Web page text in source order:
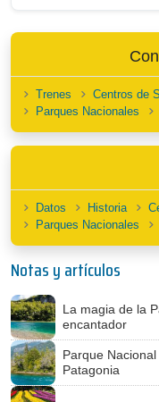
Trenes Centros de
Parques Nacionales
Datos Historia
Parques Nacionales
Notas y artículos
La magia de la
encantador
Parque
Patagonia